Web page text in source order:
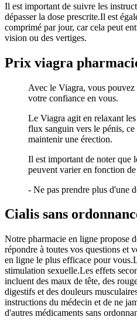
Il est important de suivre les
dépasser la dose prescrite.Il est
comprimé par jour, car cela peut
vision ou des vertiges.
Prix viagra
Avec le Viagra, vous
votre confiance en vous.
Le Viagra agit en relaxant
flux sanguin vers le pénis,
maintenir une érection.
Il est important de noter que
peuvent varier en fonction
- Ne pas prendre plus d'une
Cialis sans
Notre pharmacie en ligne propose
répondre à toutes vos questions et
en ligne le plus efficace pour
stimulation sexuelle.Les effets
incluent des maux de tête, des
digestifs et des douleurs
instructions du médecin et de ne
d'autres médicaments sans